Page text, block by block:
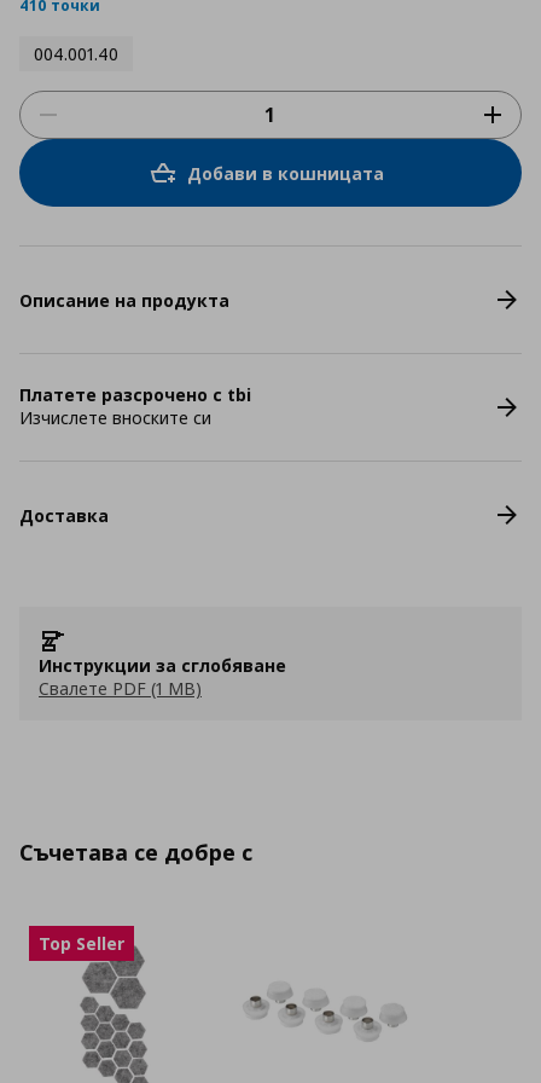
410 точки
004.001.40
Добави в кошницата
Описание на продукта
Платете разсрочено с tbi
Изчислете вноските си
Доставка
Инструкции за сглобяване
Свалете PDF (1 MB)
Съчетава се добре с
Top Seller